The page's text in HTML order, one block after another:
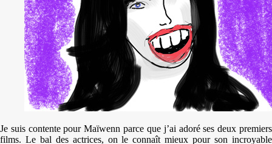
Je suis contente pour Maïwenn parce que j’ai adoré ses deux premiers
films. Le bal des actrices, on le connaît mieux pour son incroyable